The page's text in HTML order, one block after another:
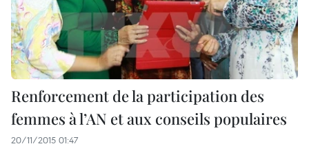
Renforcement de la participation des
femmes à l’AN et aux conseils populaires
20/11/2015 01:47